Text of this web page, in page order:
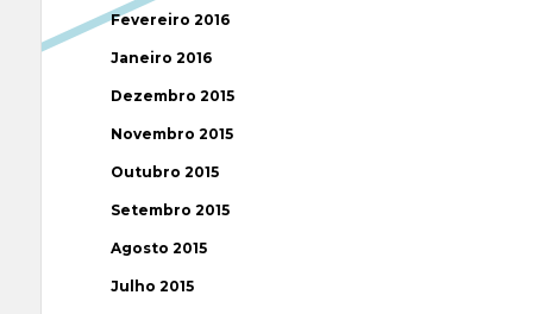
Fevereiro 2016
Janeiro 2016
Dezembro 2015
Novembro 2015
Outubro 2015
Setembro 2015
Agosto 2015
Julho 2015